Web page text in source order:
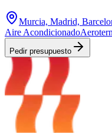
Murcia, Madrid,
Aire Acondicionado
Pedir presupuesto